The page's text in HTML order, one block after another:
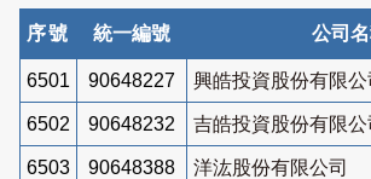
序號 統一編號 公司
6501 90648227 興皓投資股份有限公
6502 90648232 吉皓投資股份有限公
6503 90648388 洋汯股份有限公司